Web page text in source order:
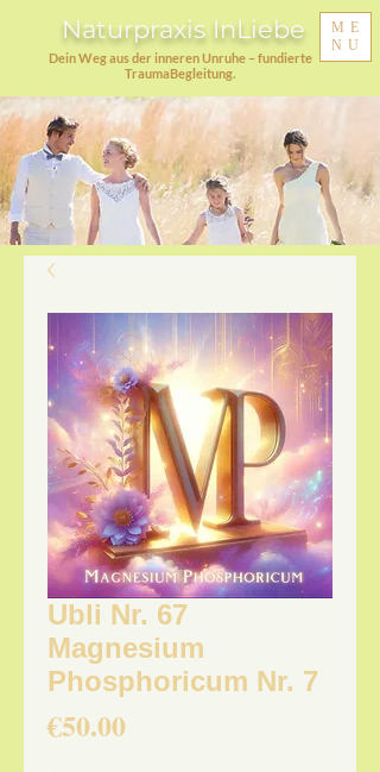
Naturpraxis InLiebe
Dein Weg aus der inneren Unruhe – fundierte
TraumaBegleitung.
ME
NU
Ubli Nr. 67
Magnesium
Phosphoricum Nr. 7
€50.00Price